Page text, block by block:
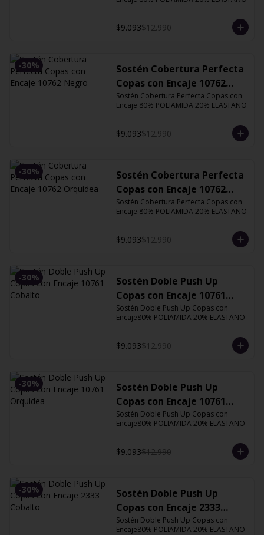
$9.093$12.990
-30%
Sostén Cobertura Perfecta
Copas con Encaje 10762
Negro
Sostén Cobertura Perfecta Copas con
Encaje 80% POLIAMIDA 20% ELASTANO
$9.093$12.990
-30%
Sostén Cobertura Perfecta
Copas con Encaje 10762
Orquidea
Sostén Cobertura Perfecta Copas con
Encaje 80% POLIAMIDA 20% ELASTANO
$9.093$12.990
-30%
Sostén Doble Push Up
Copas con Encaje 10761
Cobalto
Sostén Doble Push Up Copas con
Encaje80% POLIAMIDA 20% ELASTANO
$9.093$12.990
-30%
Sostén Doble Push Up
Copas con Encaje 10761
Orquidea
Sostén Doble Push Up Copas con
Encaje80% POLIAMIDA 20% ELASTANO
$9.093$12.990
-30%
Sostén Doble Push Up
Copas con Encaje 2333
Cobalto
Sostén Doble Push Up Copas con
Encaje80% POLIAMIDA 20% ELASTANO